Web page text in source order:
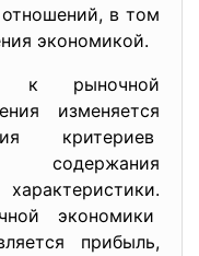
в том
экономикой.
к рыночной
изменяется
критериев
экономики
прибыль,